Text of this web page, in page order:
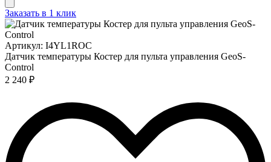
Заказать в 1 клик
Артикул: I4YL1ROC
Датчик температуры Костер для пульта управления GeoS-
Control
2 240 ₽